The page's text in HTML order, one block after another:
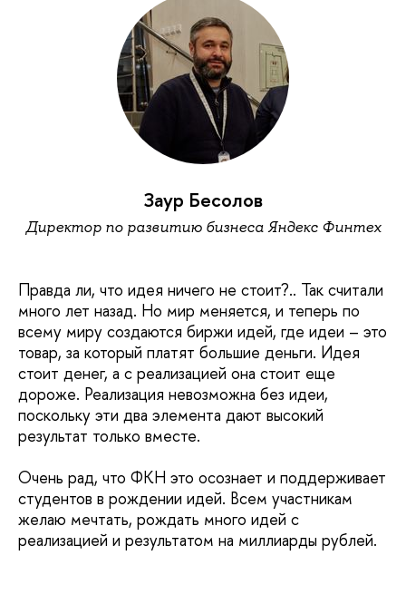
Заур Бесолов
Директор по развитию бизнеса Яндекс Финтех
Правда ли, что идея ничего не стоит?.. Так считали
много лет назад. Но мир меняется, и теперь по
всему миру создаются биржи идей, где идеи – это
товар, за который платят большие деньги. Идея
стоит денег, а с реализацией она стоит еще
дороже. Реализация невозможна без идеи,
поскольку эти два элемента дают высокий
результат только вместе.
Очень рад, что ФКН это осознает и поддерживает
студентов в рождении идей. Всем участникам
желаю мечтать, рождать много идей с
реализацией и результатом на миллиарды рублей.